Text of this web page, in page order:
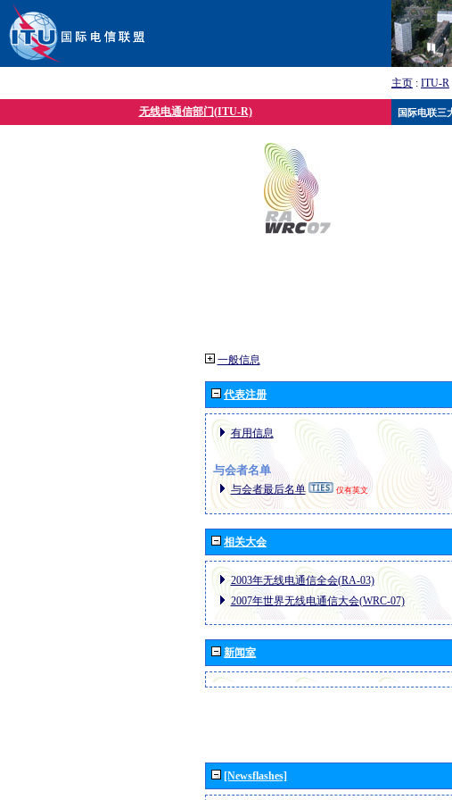
主页 : ITU-R
无线电通信部门(ITU-R)
一般信息
代表注册
有用信息
与会者名单
与会者最后名单 仅有英文
相关大会
2003年无线电通信全会(RA-03)
2007年世界无线电通信大会(WRC-07)
新闻室
[Newsflashes]
国际电联三